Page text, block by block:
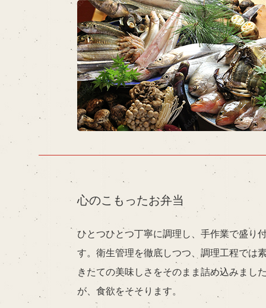
心のこもったお弁当
ひとつひとつ丁寧に調理し、手作業で盛り
す。衛生管理を徹底しつつ、調理工程では
きたての美味しさをそのまま詰め込みまし
が、食欲をそそります。